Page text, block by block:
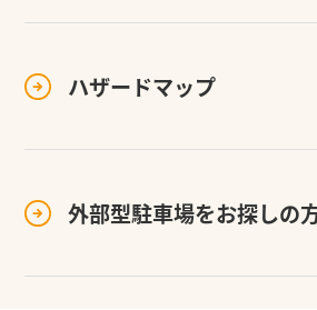
ハザードマップ
外部型駐車場をお探しの